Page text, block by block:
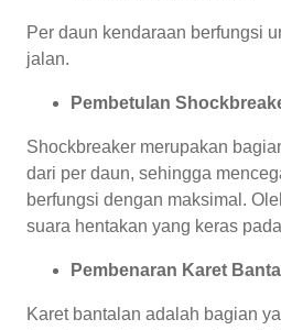
Per daun kendaraan berfungsi
jalan.
Pembetulan
Shockbreaker merupakan
dari per daun, sehingga
berfungsi dengan maksimal.
suara hentakan yang keras
Pembenaran Karet
Karet bantalan adalah bagian